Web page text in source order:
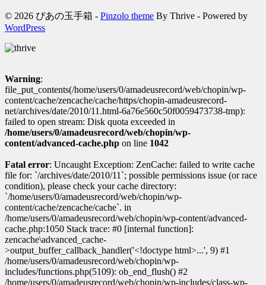
© 2026 ぴあの玉手箱 - Pinzolo theme By Thrive - Powered by
WordPress
Warning:
file_put_contents(/home/users/0/amadeusrecord/web/chopin/wp-
content/cache/zencache/cache/https/chopin-amadeusrecord-
net/archives/date/2010/11.html-6a76e560c50f0059473738-tmp):
failed to open stream: Disk quota exceeded in
/home/users/0/amadeusrecord/web/chopin/wp-
content/advanced-cache.php on line 1042
Fatal error: Uncaught Exception: ZenCache: failed to write cache
file for: `/archives/date/2010/11`; possible permissions issue (or race
condition), please check your cache directory:
`/home/users/0/amadeusrecord/web/chopin/wp-
content/cache/zencache/cache`. in
/home/users/0/amadeusrecord/web/chopin/wp-content/advanced-
cache.php:1050 Stack trace: #0 [internal function]:
zencache\advanced_cache-
>output_buffer_callback_handler('<!doctype html>...', 9) #1
/home/users/0/amadeusrecord/web/chopin/wp-
includes/functions.php(5109): ob_end_flush() #2
/home/users/0/amadeusrecord/web/chopin/wp-includes/class-wp-